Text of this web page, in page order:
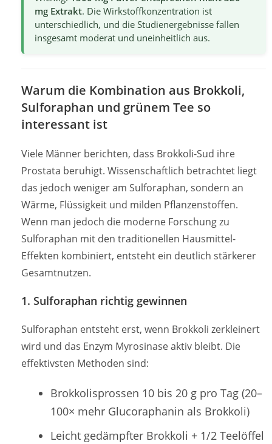
mg Extrakt. Die Wirkstoffkonzentration ist
unterschiedlich, und die Studienergebnisse fallen
insgesamt moderat und uneinheitlich aus.
Warum die Kombination aus Brokkoli,
Sulforaphan und grünem Tee so
interessant ist
Viele Männer berichten, dass Brokkoli-Sud ihre
Prostata beruhigt. Wissenschaftlich betrachtet liegt
das jedoch weniger am Sulforaphan, sondern an
Wärme, Flüssigkeit und milden Pflanzenstoffen.
Wenn man jedoch die moderne Forschung zu
Sulforaphan mit den traditionellen Hausmittel-
Effekten kombiniert, entsteht ein deutlich stärkerer
Gesamtnutzen.
1. Sulforaphan richtig gewinnen
Sulforaphan entsteht erst, wenn Brokkoli zerkleinert
wird und das Enzym Myrosinase aktiv bleibt. Die
effektivsten Methoden sind:
Brokkolisprossen 10 bis 20 g pro Tag (20–
100× mehr Glucoraphanin als Brokkoli)
Leicht gedämpfter Brokkoli + 1/2 Teelöffel